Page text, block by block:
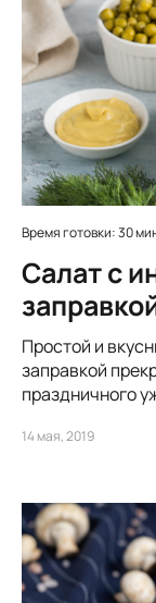
Время готовки: 30
Салат с
Простой и
заправкой
праздничного
14 мая, 2019